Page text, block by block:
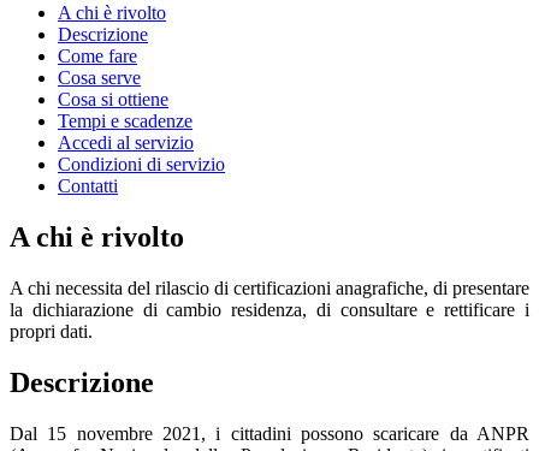
A chi è rivolto
Descrizione
Come fare
Cosa serve
Cosa si ottiene
Tempi e scadenze
Accedi al servizio
Condizioni di servizio
Contatti
A chi è rivolto
A chi necessita del rilascio di certificazioni anagrafiche, di presentare
la dichiarazione di cambio residenza, di consultare e rettificare i
propri dati.
Descrizione
Dal 15 novembre 2021, i cittadini possono scaricare da ANPR